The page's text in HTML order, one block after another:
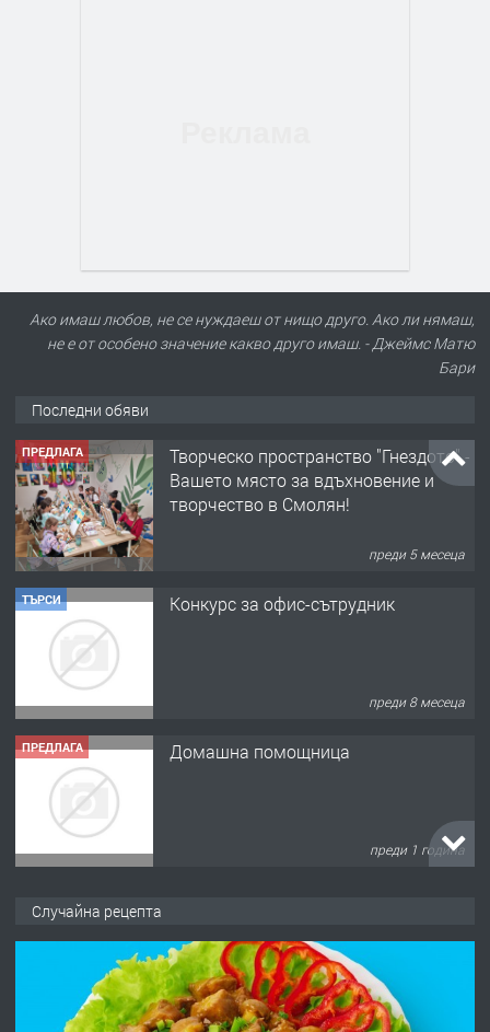
Ако имаш любов, не се нуждаеш от нищо друго. Ако ли нямаш,
не е от особено значение какво друго имаш. - Джеймс Матю
Бари
Последни обяви
ПРЕДЛАГА
Творческо пространство "Гнездото" -
Вашето място за вдъхновение и
творчество в Смолян!
преди 5 месеца
ТЪРСИ Конкурс за офис-сътрудник
преди 8 месеца
ПРЕДЛАГА Домашна помощница
преди 1 година
преди 2 години
Случайна рецепта